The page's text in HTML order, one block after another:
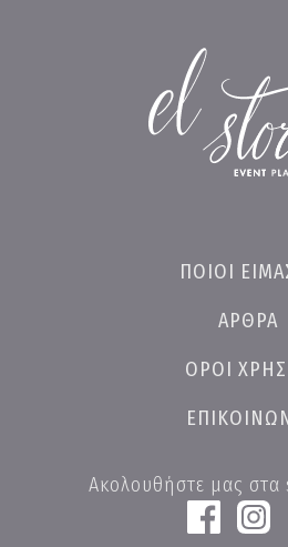
ΠΟΙΟΙ
ΑΡΘΡΑ
ΟΡΟΙ
Ακολουθήστε μας